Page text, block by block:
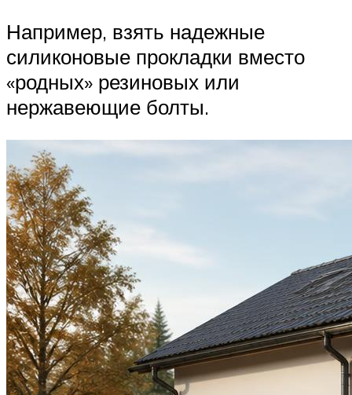
Например, взять надежные
силиконовые прокладки вместо
«родных» резиновых или
нержавеющие болты.